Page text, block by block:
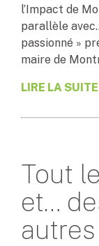
l’Impact de
parallèle
passionné »
maire de
LIRE LA
Tout
et…